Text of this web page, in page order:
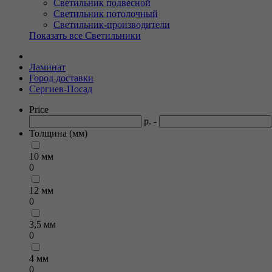
Светильник подвесной
Светильник потолочный
Светильник-производители
Показать все Светильники
Ламинат
Город доставки
Сергиев-Посад
Price
р. -
Толщина (мм)
10 мм
0
12 мм
0
3,5 мм
0
4 мм
0